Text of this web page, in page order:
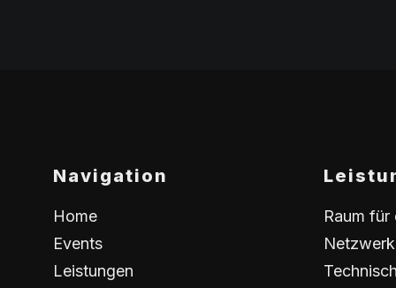
Navigation
Home
Events
Leistungen
Raum für